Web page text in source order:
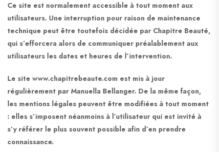
Ce site est normalement accessible à tout moment aux
utilisateurs. Une interruption pour raison de maintenance
technique peut être toutefois décidée par Chapitre Beauté,
qui s’efforcera alors de communiquer préalablement aux
utilisateurs les dates et heures de l’intervention.
Le site www.chapitrebeaute.com est mis à jour
régulièrement par Manuella Bellanger. De la même façon,
les mentions légales peuvent être modifiées à tout moment
: elles s’imposent néanmoins à l’utilisateur qui est invité à
s’y référer le plus souvent possible afin d’en prendre
connaissance.